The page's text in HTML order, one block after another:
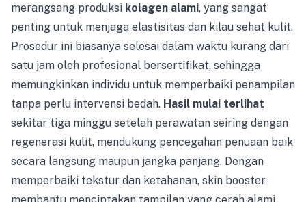
merangsang produksi kolagen alami, yang sangat
penting untuk menjaga elastisitas dan kilau sehat kulit.
Prosedur ini biasanya selesai dalam waktu kurang dari
satu jam oleh profesional bersertifikat, sehingga
memungkinkan individu untuk memperbaiki penampilan
tanpa perlu intervensi bedah. Hasil mulai terlihat
sekitar tiga minggu setelah perawatan seiring dengan
regenerasi kulit, mendukung pencegahan penuaan baik
secara langsung maupun jangka panjang. Dengan
memperbaiki tekstur dan ketahanan, skin booster